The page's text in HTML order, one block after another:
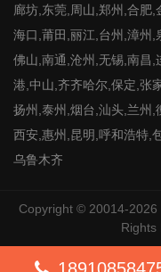
廊坊,东莞,周山,郑州,合肥,
海口,莆田,丽江,台州,漳州,
佛山,南通,沧州,无锡,南昌,
港,中山,齐齐哈尔,保定,张
扬州,泰州,烟台,汕头,兰州,
西安,惠州,昆明,呼和浩特,
乌鲁木齐
Copyright © 20014-2026